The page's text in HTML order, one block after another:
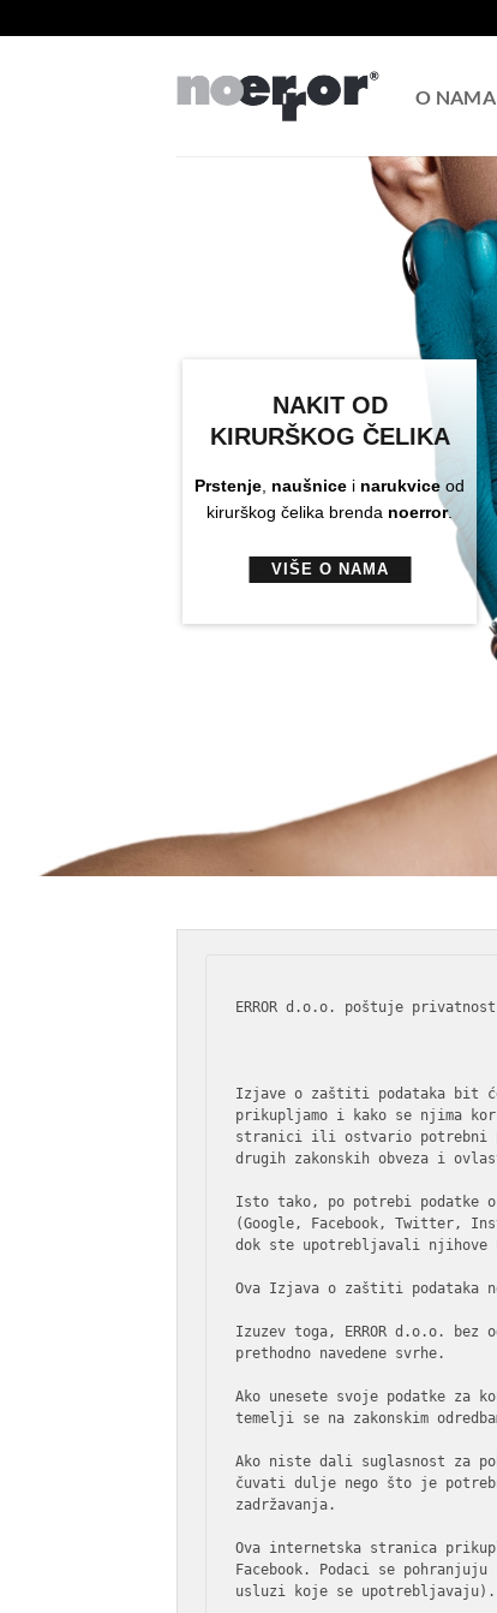
to
O NAMA
NAKIT OD
KIRURŠKOG ČELIKA
VIŠE O NAMA
Prstenje naušnice i narukvice od
kirurškog čelika brenda noerror.
ERROR d.o.o. poštuje
Izjave o zaštiti podataka bit
prikupljamo i kako se njima
stranici ili ostvario potrebni
drugih zakonskih obveza i
Isto tako, po potrebi podatke
(Google, Facebook, Twitter,
dok ste upotrebljavali njihove
Ova Izjava o zaštiti podataka
Izuzev toga, ERROR d.o.o.
prethodno navedene svrhe.
Ako unesete svoje podatke za
temelji se na zakonskim
Ako niste dali suglasnost za
čuvati dulje nego što je
zadržavanja.
Ova internetska stranica
Facebook. Podaci se
usluzi koje se upotrebljavaju).